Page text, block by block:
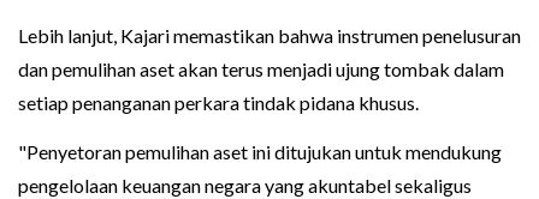
Lebih lanjut, Kajari memastikan bahwa instrumen penelusuran
dan pemulihan aset akan terus menjadi ujung tombak dalam
setiap penanganan perkara tindak pidana khusus.
"Penyetoran pemulihan aset ini ditujukan untuk mendukung
pengelolaan keuangan negara yang akuntabel sekaligus